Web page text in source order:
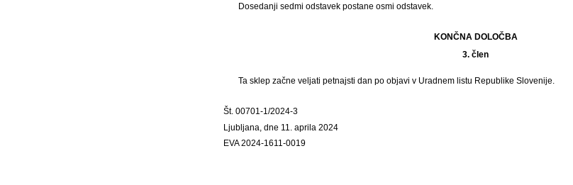
Dosedanji sedmi odstavek postane osmi odstavek.
KONČNA DOLOČBA
3. člen
Ta sklep začne veljati petnajsti dan po objavi v Uradnem listu Republike Slovenije.
Št. 00701-1/2024-3
Ljubljana, dne 11. aprila 2024
EVA 2024-1611-0019